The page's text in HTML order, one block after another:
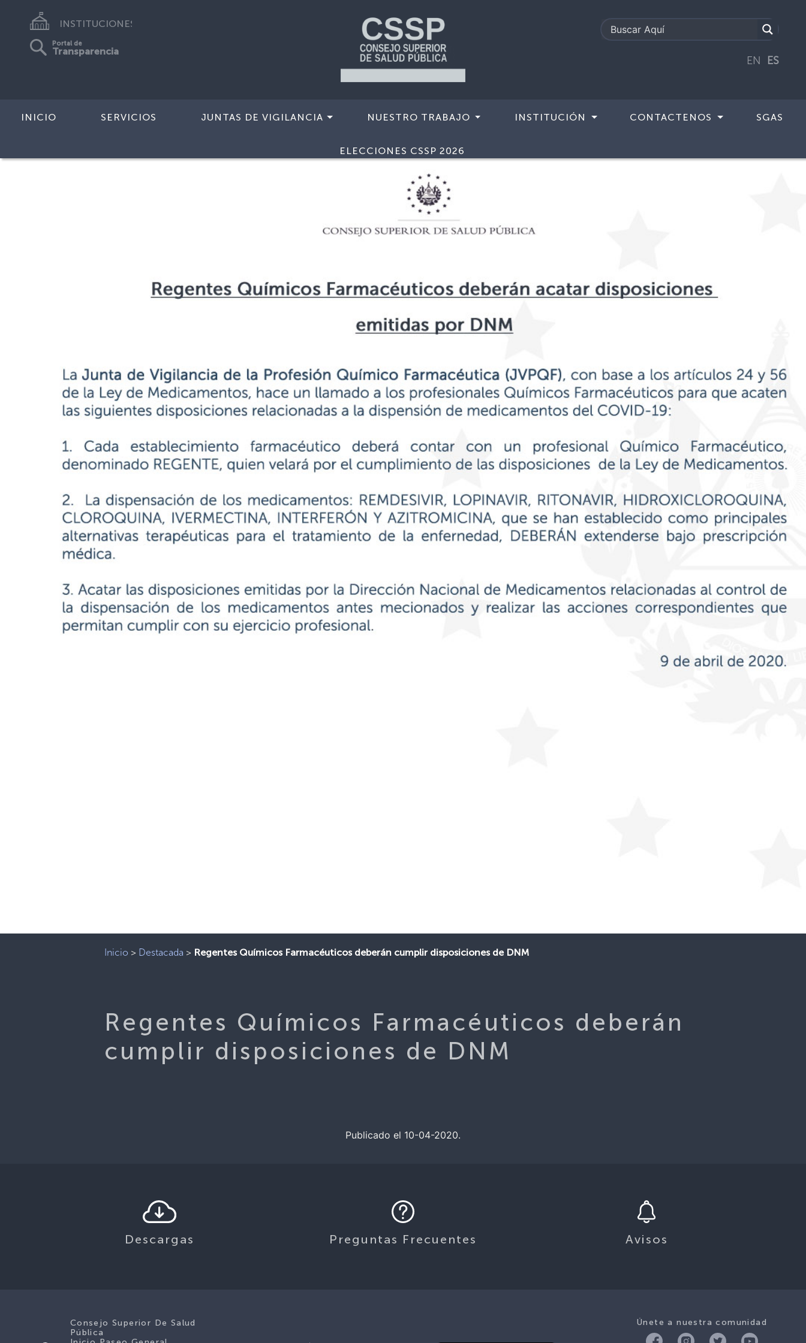
INSTITUCIONES
Portal de
Transparencia
EN ES
INICIO SERVICIOS JUNTAS DE VIGILANCIA NUESTRO TRABAJO INSTITUCIÓN CONTACTENOS SGAS
ELECCIONES CSSP 2026
Inicio > Destacada > Regentes Químicos Farmacéuticos deberán cumplir disposiciones de DNM
Regentes Químicos Farmacéuticos deberán
cumplir disposiciones de DNM
Publicado el 10-04-2020.
Descargas Preguntas Frecuentes Avisos
Únete a nuestra comunidad
Consejo Superior De Salud
Pública